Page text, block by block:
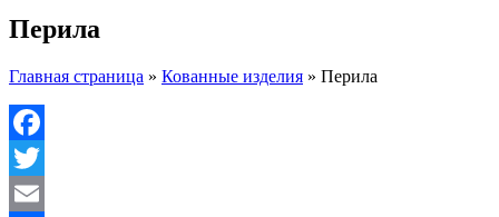
Перила
Главная страница » Кованные изделия » Перила
Facebook
Twitter